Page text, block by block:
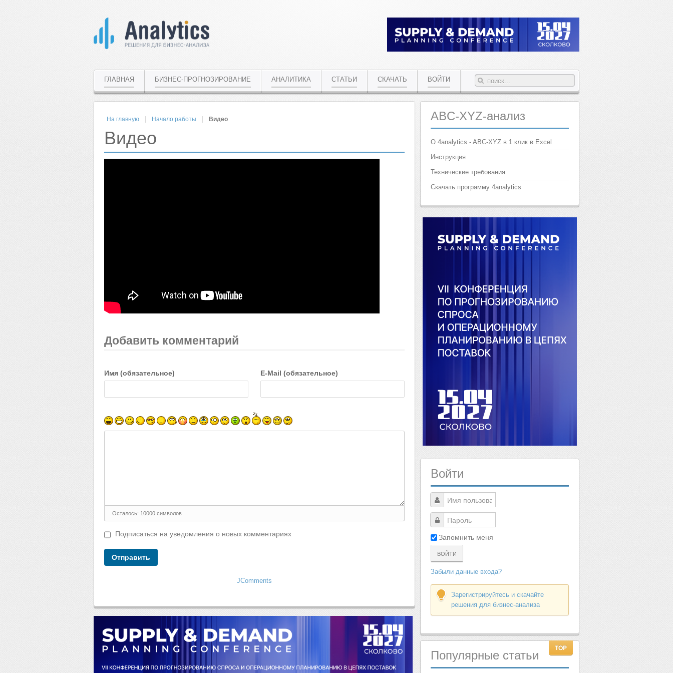
ГЛАВНАЯ БИЗНЕС-ПРОГНОЗИРОВАНИЕ АНАЛИТИКА СТАТЬИ СКАЧАТЬ ВОЙТИ
На главную Начало работы Видео
Видео
Добавить комментарий
Имя (обязательное) E-Mail (обязательное)
Осталось: 10000 символов
Подписаться на уведомления о новых комментариях
Отправить
JComments
ABC-XYZ-анализ
О 4analytics - ABC-XYZ в 1 клик в Excel
Инструкция
Технические требования
Скачать программу 4analytics
Войти
Запомнить меня
ВОЙТИ
Забыли данные входа?
Зарегистрируйтесь и скачайте
решения для бизнес-анализа
Популярные статьи